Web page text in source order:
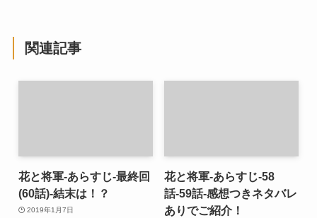
関連記事
花と将軍-あらすじ-最終回
(60話)-結末は！？
2019年1月7日
花と将軍-あらすじ-58
話-59話-感想つきネタバレ
ありでご紹介！